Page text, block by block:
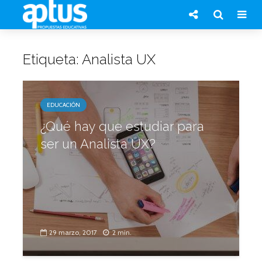
Etiqueta: Analista UX
EDUCACIÓN
¿Qué hay que estudiar para
ser un Analista UX?
29 marzo, 2017 2 min.